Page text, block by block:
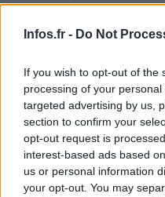
Infos.fr - Do Not
If you wish to opt-out of the
processing of your
targeted advertising by us,
section to confirm your
opt-out request is
interest-based ads based
us or personal information
your opt-out. You may
l’interlocuteur unique
La gestion de la protection
Elle confère à ses
problématiques et sa
approchedessolutions.
La MSA, c’est également
représentant les
cantonaux, mais